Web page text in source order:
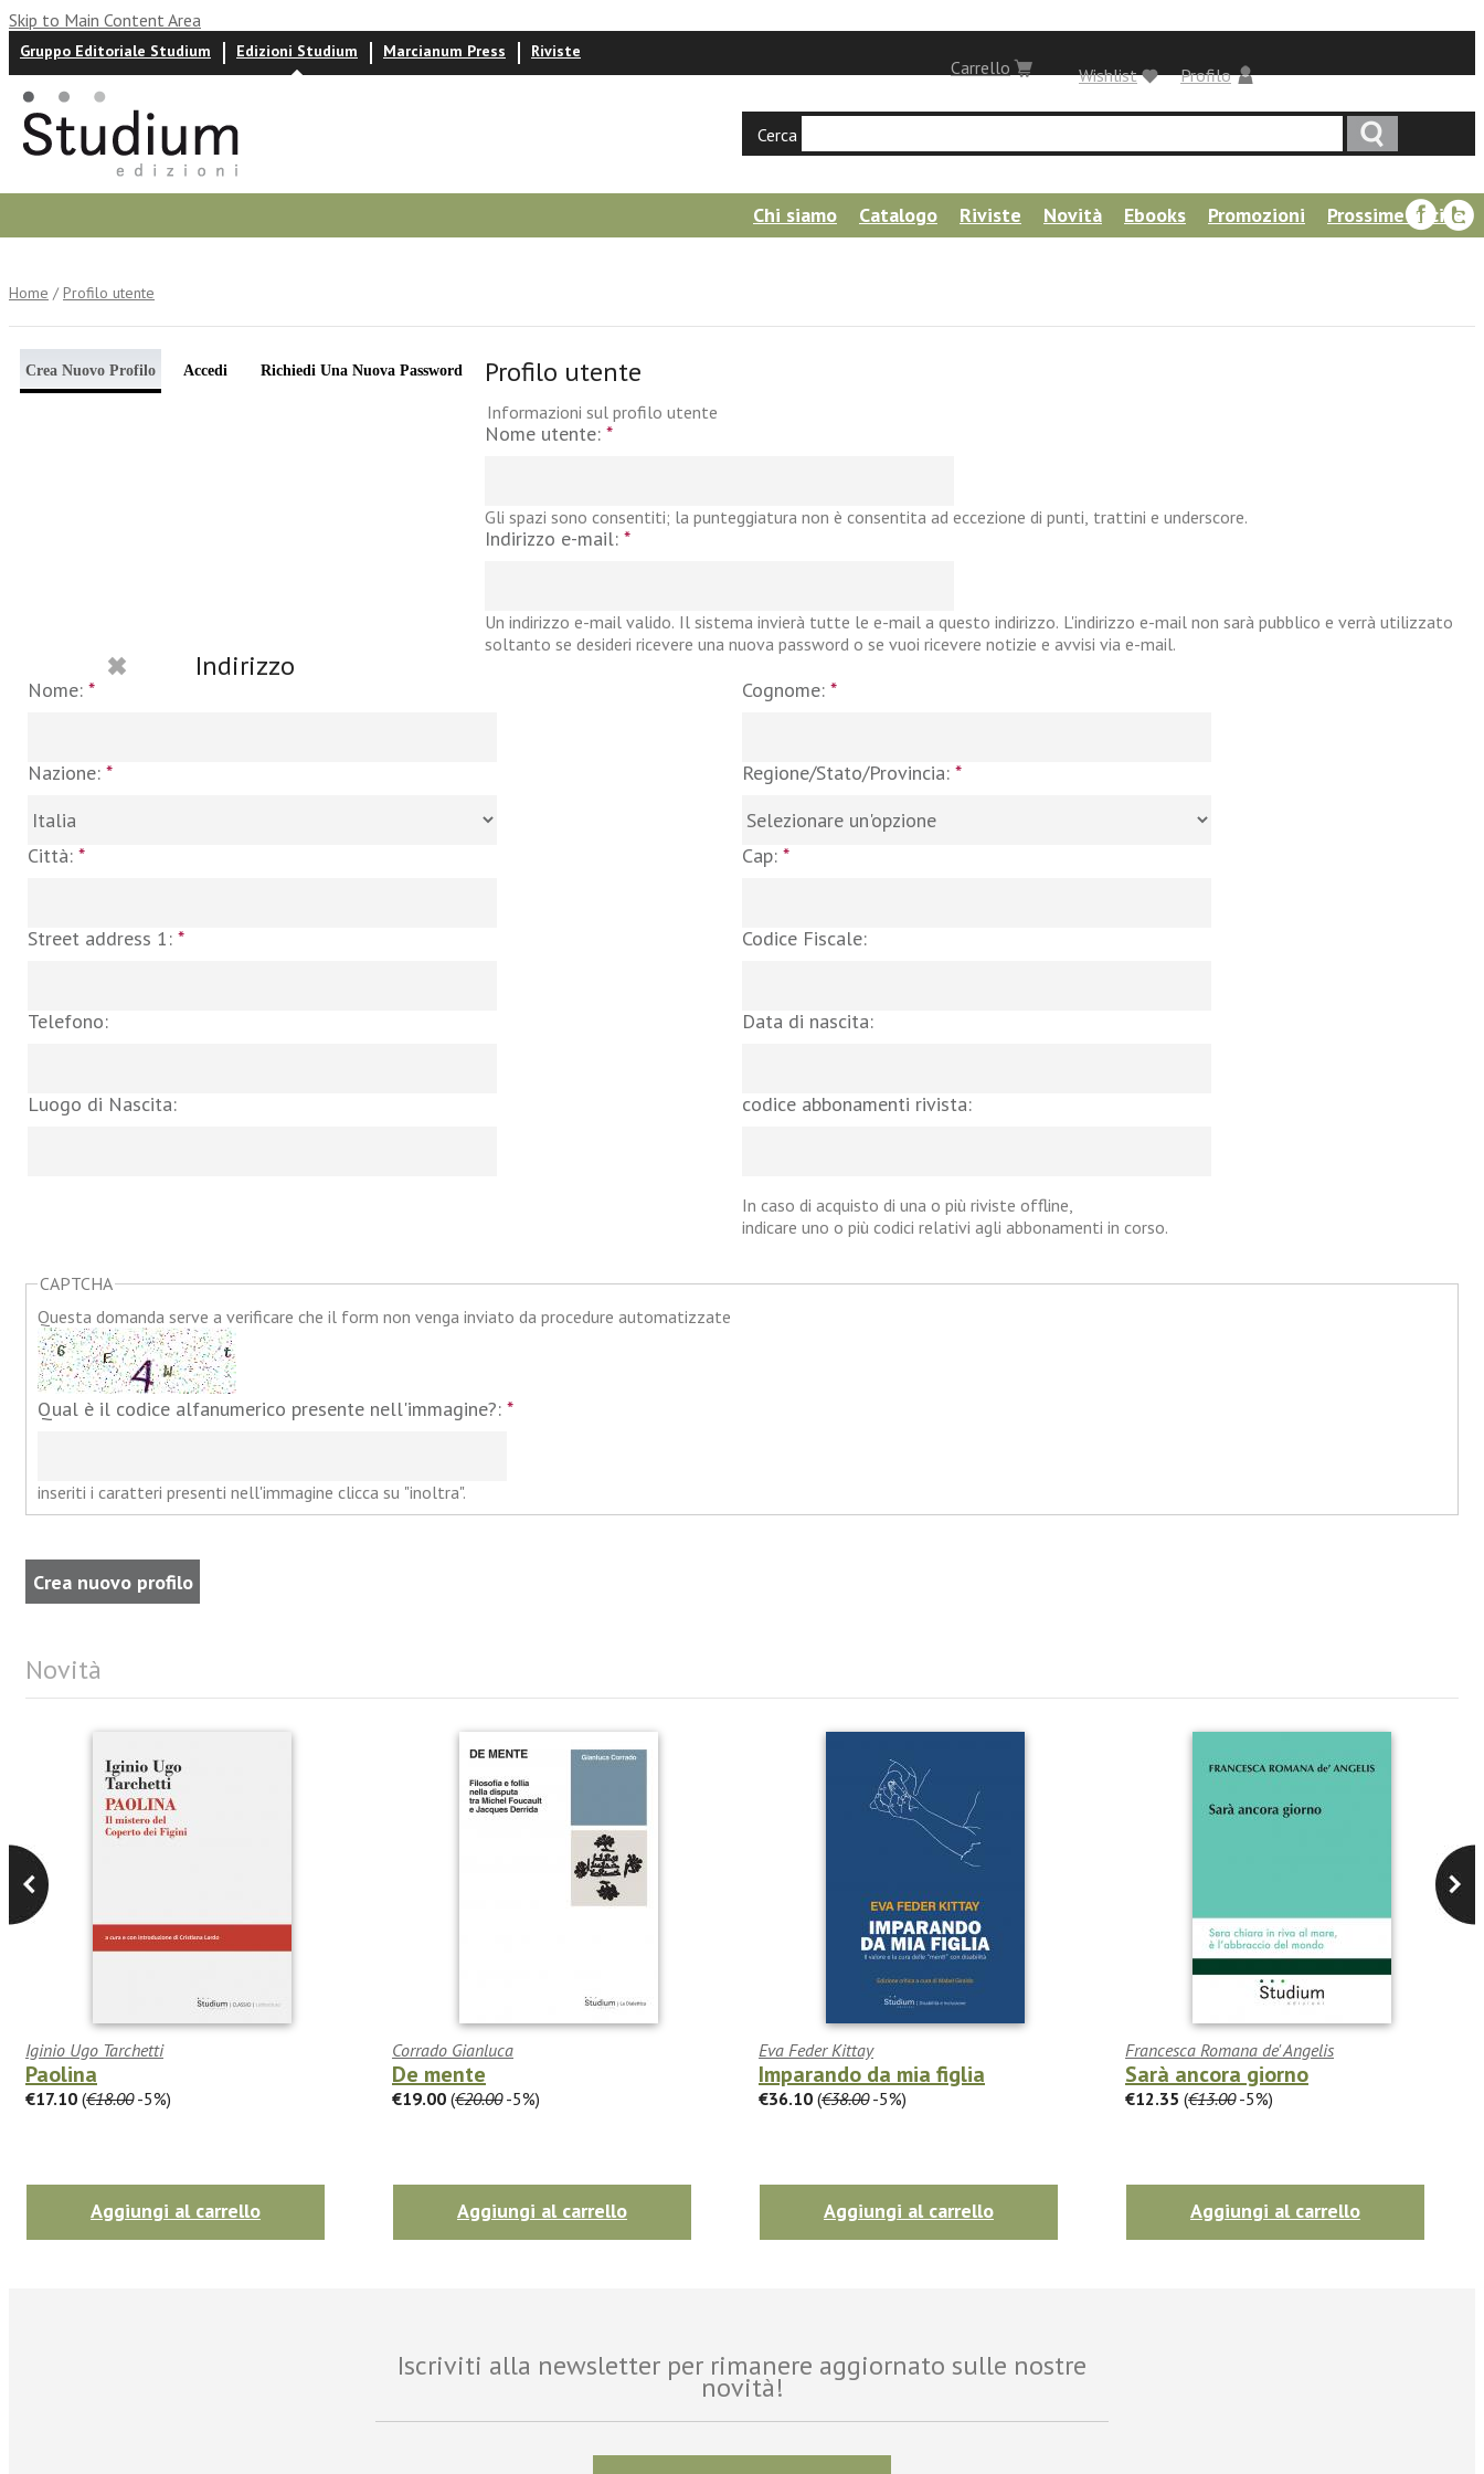
Skip to Main Content Area
Carrello
Gruppo Editoriale Studium Edizioni Studium Marcianum Press Riviste
Profilo
Wishlist
Cerca
Chi siamo Catalogo Riviste Novità Ebooks Promozioni
Prossime uscite
Home / Profilo utente
Crea Nuovo Profilo Accedi Richiedi Una Nuova Password Profilo utente
Informazioni sul profilo utente
Nome utente: *
Gli spazi sono consentiti; la punteggiatura non è consentita ad eccezione di punti, trattini e underscore.
Indirizzo e-mail: *
Un indirizzo e-mail valido. Il sistema invierà tutte le e-mail a questo indirizzo. L'indirizzo e-mail non sarà pubblico e verrà utilizzato
soltanto se desideri ricevere una nuova password o se vuoi ricevere notizie e avvisi via e-mail.
Indirizzo
Nome: * Cognome: *
Nazione: * Regione/Stato/Provincia: *
Città: * Cap: *
Street address 1: * Codice Fiscale:
Telefono: Data di nascita:
Luogo di Nascita: codice abbonamenti rivista:
In caso di acquisto di una o più riviste offline,
indicare uno o più codici relativi agli abbonamenti in corso.
CAPTCHA
Questa domanda serve a verificare che il form non venga inviato da procedure automatizzate
Qual è il codice alfanumerico presente nell'immagine?: *
inseriti i caratteri presenti nell'immagine clicca su "inoltra".
Novità
Iginio Ugo Tarchetti
Paolina
€17.10 (€18.00-5%)
Aggiungi al carrello
Corrado Gianluca
De mente
€19.00 (€20.00-5%)
Aggiungi al carrello
Eva Feder Kittay
Imparando da mia figlia
€36.10 (€38.00-5%)
Aggiungi al carrello
Francesca Romana de' Angelis
Sarà ancora giorno
€12.35 (€13.00-5%)
Aggiungi al carrello
Iscriviti alla newsletter per rimanere aggiornato sulle nostre
novità!